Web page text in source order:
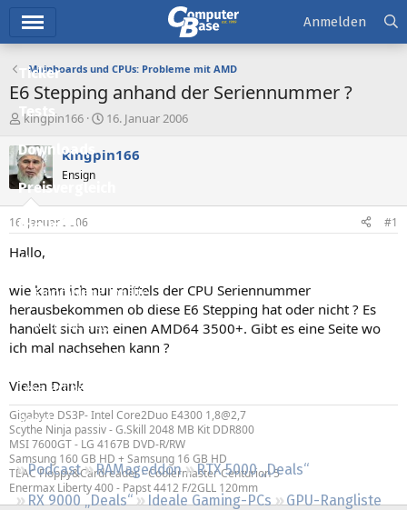
Ticker
Tests
Downloads
Preisvergleich
Forum
Aktuelles
Empfohlene Inhalte
Neue Beiträge
Neueste Aktivitäten
Leserartikel
Regeln
Podcast RAMageddon
RTX 5000 „Deals“
RX 9000 „Deals“
Ideale Gaming-PCs
GPU-Rangliste
Anmelden
Mainboards und CPUs: Probleme mit AMD
E6 Stepping anhand der Seriennummer ?
E
s
t
e
e
r
kingpin166
E
s
t
16. Januar 2006
kingpin166
Ensign
16. Januar 2006 #1
Hallo,
wie kann ich nur mittels der CPU Seriennummer
herausbekommen ob diese E6 Stepping hat oder nicht ? Es
handelt sich um einen AMD64 3500+. Gibt es eine Seite wo
ich mal nachsehen kann ?
Vielen Dank
Gigabyte DS3P- Intel Core2Duo E4300 1,8@2,7
Scythe Ninja passiv - G.Skill 2048 MB Kit DDR800
MSI 7600GT - LG 4167B DVD-R/RW
Samsung 160 GB HD + Samsung 16 GB HD
TEAC Floppy&Cardreader - Coolermaster Centurion 5
Enermax Liberty 400 - Papst 4412 F/2GLL 120mm